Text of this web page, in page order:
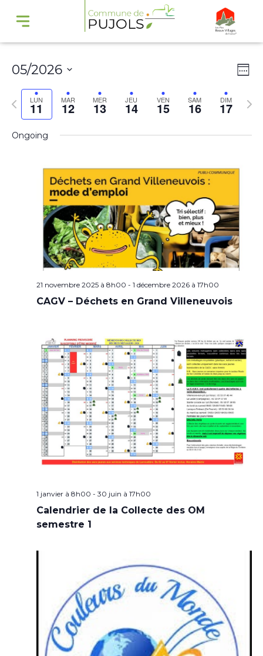
05/2026
Select
date.
LUN
11 MAR
12 MER
13 JEU
14 VEN
15 SAM
16 DIM
17
Previous
Ongoing
21 novembre 2025 à 8h00 - 1 décembre 2026 à 17h00
CAGV – Déchets en Grand Villeneuvois
1 janvier à 8h00 - 30 juin à 17h00
Calendrier de la Collecte des OM
semestre 1